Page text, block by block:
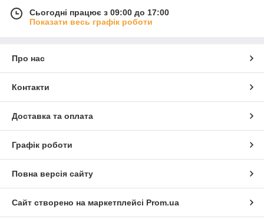
Сьогодні працює з 09:00 до 17:00
Показати весь графік роботи
Про нас
Контакти
Доставка та оплата
Графік роботи
Повна версія сайту
Сайт створено на маркетплейсі Prom.ua